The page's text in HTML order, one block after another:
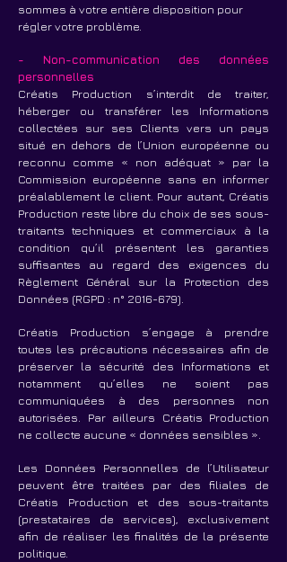
sommes à votre entière disposition pour
régler votre problème.
- Non-communication des données
personnelles
Créatis Production s’interdit de traiter,
héberger ou transférer les Informations
collectées sur ses Clients vers un pays
situé en dehors de l’Union européenne ou
reconnu comme « non adéquat » par la
Commission européenne sans en informer
préalablement le client. Pour autant, Créatis
Production reste libre du choix de ses sous-
traitants techniques et commerciaux à la
condition qu’il présentent les garanties
suffisantes au regard des exigences du
Règlement Général sur la Protection des
Données (RGPD : n° 2016-679)
Créatis Production s’engage à prendre
toutes les précautions nécessaires afin de
préserver la sécurité des Informations et
notamment qu’elles ne soient pas
communiquées à des personnes non
autorisées. Par ailleurs Créatis Production
ne collecte aucune « données sensibles ».
Les Données Personnelles de l’Utilisateur
peuvent être traitées par des filiales de
Créatis Production et des sous-traitants
(prestataires de services), exclusivement
afin de réaliser les finalités de la présente
politique.